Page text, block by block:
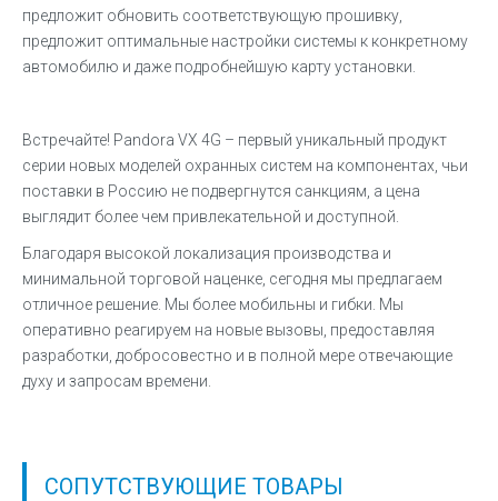
предложит обновить соответствующую прошивку,
предложит оптимальные настройки системы к конкретному
автомобилю и даже подробнейшую карту установки.
Встречайте! Pandora VX 4G – первый уникальный продукт
серии новых моделей охранных систем на компонентах, чьи
поставки в Россию не подвергнутся санкциям, а цена
выглядит более чем привлекательной и доступной.
Благодаря высокой локализация производства и
минимальной торговой наценке, сегодня мы предлагаем
отличное решение. Мы более мобильны и гибки. Мы
оперативно реагируем на новые вызовы, предоставляя
разработки, добросовестно и в полной мере отвечающие
духу и запросам времени.
СОПУТСТВУЮЩИЕ ТОВАРЫ